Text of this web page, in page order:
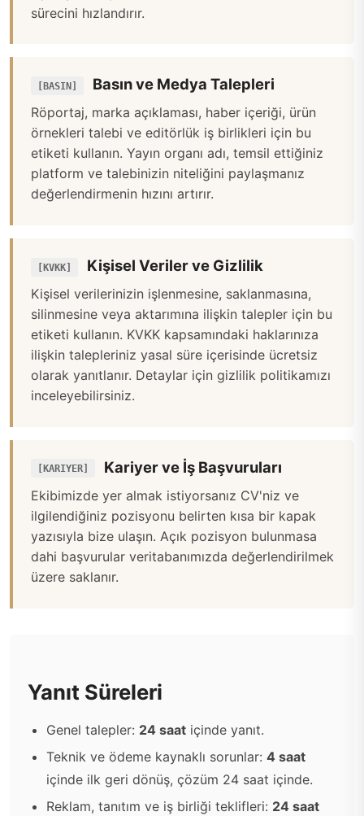
sürecini hızlandırır.
[BASIN] Basın ve Medya Talepleri
Röportaj, marka açıklaması, haber içeriği, ürün
örnekleri talebi ve editörlük iş birlikleri için bu
etiketi kullanın. Yayın organı adı, temsil ettiğiniz
platform ve talebinizin niteliğini paylaşmanız
değerlendirmenin hızını artırır.
[KVKK] Kişisel Veriler ve Gizlilik
Kişisel verilerinizin işlenmesine, saklanmasına,
silinmesine veya aktarımına ilişkin talepler için bu
etiketi kullanın. KVKK kapsamındaki haklarınıza
ilişkin talepleriniz yasal süre içerisinde ücretsiz
olarak yanıtlanır. Detaylar içingizlilik politikamızı
inceleyebilirsiniz.
[KARIYER] Kariyer ve İş Başvuruları
Ekibimizde yer almak istiyorsanız CV'niz ve
ilgilendiğiniz pozisyonu belirten kısa bir kapak
yazısıyla bize ulaşın. Açık pozisyon bulunmasa
dahi başvurular veritabanımızda değerlendirilmek
üzere saklanır.
Yanıt Süreleri
Genel talepler: 24 saatiçinde yanıt.
Teknik ve ödeme kaynaklı sorunlar: 4 saat
içinde ilk geri dönüş, çözüm 24 saat içinde.
Reklam, tanıtım ve iş birliği teklifleri: 24 saat